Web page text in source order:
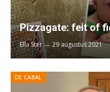
Pizzagate: feit of
Ella Ster 29 augustus 2021
DE CABAL